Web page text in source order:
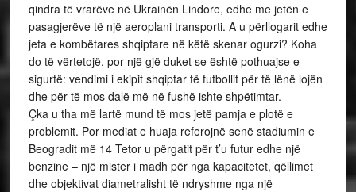
qindra të vrarëve në Ukrainën Lindore, edhe me jetën e
pasagjerëve të një aeroplani transporti. A u përllogarit edhe
jeta e kombëtares shqiptare në këtë skenar ogurzi? Koha
do të vërtetojë, por një gjë duket se është pothuajse e
sigurtë: vendimi i ekipit shqiptar të futbollit për të lënë lojën
dhe për të mos dalë më në fushë ishte shpëtimtar.
Çka u tha më lartë mund të mos jetë pamja e plotë e
problemit. Por mediat e huaja referojnë senë stadiumin e
Beogradit më 14 Tetor u përgatit për t’u futur edhe një
benzine – një mister i madh për nga kapacitetet, qëllimet
dhe objektivat diametralisht të ndryshme nga një